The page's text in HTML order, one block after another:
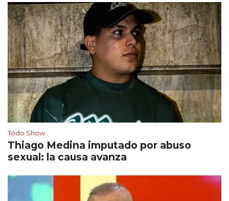
Todo Show
Thiago Medina imputado por abuso
sexual: la causa avanza